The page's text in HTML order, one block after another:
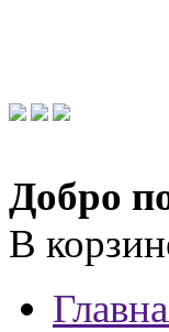
Добро
В